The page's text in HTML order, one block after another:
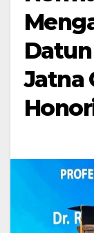
Datun
Jatna